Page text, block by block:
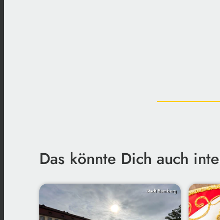
Das könnte Dich auch
Stadt Bamberg